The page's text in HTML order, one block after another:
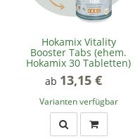
Hokamix Vitality
Booster Tabs (ehem.
Hokamix 30 Tabletten)
ab 13,15 €
Varianten verfügbar